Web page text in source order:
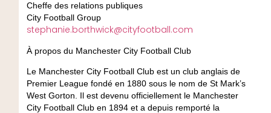
Cheffe des relations publiques
City Football Group
stephanie.borthwick@cityfootball.com
À propos du Manchester City Football Club
Le Manchester City Football Club est un club anglais de
Premier League fondé en 1880 sous le nom de St Mark’s
West Gorton. Il est devenu officiellement le Manchester
City Football Club en 1894 et a depuis remporté la